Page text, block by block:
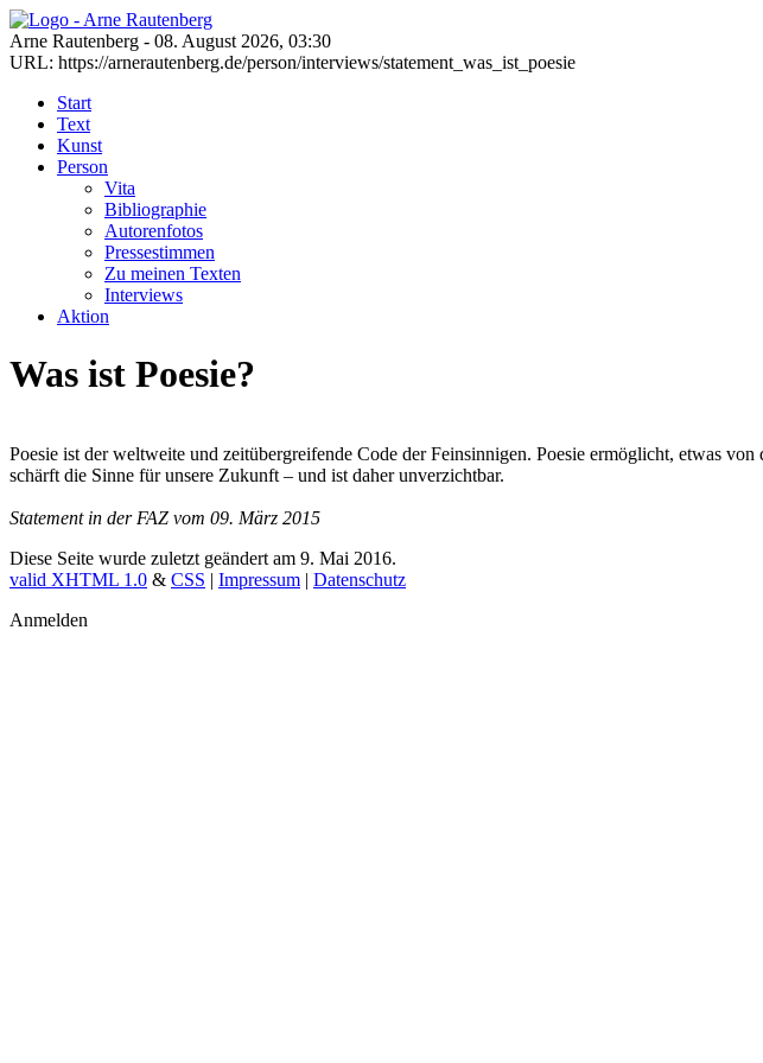
Arne Rautenberg - 08. August 2026, 03:30
URL: https://arnerautenberg.de/person/interviews/statement_was_ist_poesie
Start
Text
Kunst
Person
Vita
Bibliographie
Autorenfotos
Pressestimmen
Zu meinen Texten
Interviews
Aktion
Was ist Poesie?
Poesie ist der weltweite und zeitübergreifende Code der Feinsinnigen. Poesie ermöglicht, etwas
schärft die Sinne für unsere Zukunft – und ist daher unverzichtbar.
Statement in der FAZ vom 09. März 2015
Diese Seite wurde zuletzt geändert am 9. Mai 2016.
valid XHTML 1.0 & CSS | Impressum | Datenschutz
Anmelden